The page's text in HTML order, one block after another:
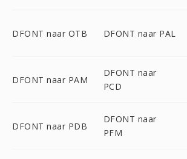
DFONT naar OTB DFONT naar PAL
DFONT naar PAM
DFONT naar
PCD
DFONT naar PDB
DFONT naar
PFM